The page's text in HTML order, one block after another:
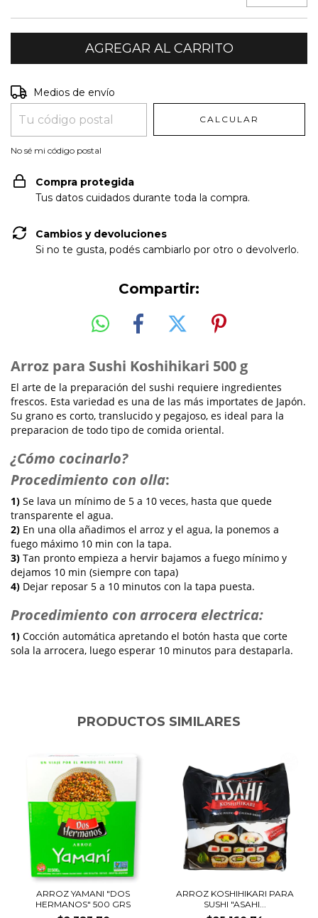
Entregas para el CP:
Medios de envío
CALCULAR
No sé mi código postal
Compra protegida
Tus datos cuidados durante toda la compra.
Cambios y devoluciones
Si no te gusta, podés cambiarlo por otro o devolverlo.
Compartir:
Arroz para Sushi Koshihikari 500 g
El arte de la preparación del sushi requiere ingredientes
frescos. Esta variedad es una de las más importates de Japón.
Su grano es corto, translucido y pegajoso, es ideal para la
preparacion de todo tipo de comida oriental.
¿Cómo cocinarlo?
Procedimiento con olla:
1) Se lava un mínimo de 5 a 10 veces, hasta que quede
transparente el agua.
2) En una olla añadimos el arroz y el agua, la ponemos a
fuego máximo 10 min con la tapa.
3) Tan pronto empieza a hervir bajamos a fuego mínimo y
dejamos 10 min (siempre con tapa)
4) Dejar reposar 5 a 10 minutos con la tapa puesta.
Procedimiento con arrocera electrica:
1) Cocción automática apretando el botón hasta que corte
sola la arrocera, luego esperar 10 minutos para destaparla.
PRODUCTOS SIMILARES
ARROZ YAMANI "DOS
HERMANOS" 500 GRS
ARROZ KOSHIHIKARI PARA
SUSHI "ASAHI...